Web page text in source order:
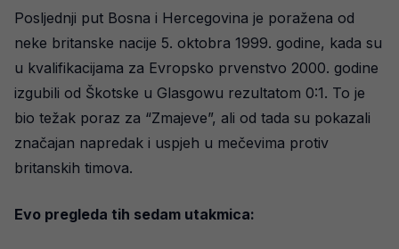
Posljednji put Bosna i Hercegovina je poražena od
neke britanske nacije 5. oktobra 1999. godine, kada su
u kvalifikacijama za Evropsko prvenstvo 2000. godine
izgubili od Škotske u Glasgowu rezultatom 0:1. To je
bio težak poraz za “Zmajeve”, ali od tada su pokazali
značajan napredak i uspjeh u mečevima protiv
britanskih timova.
Evo pregleda tih sedam utakmica: